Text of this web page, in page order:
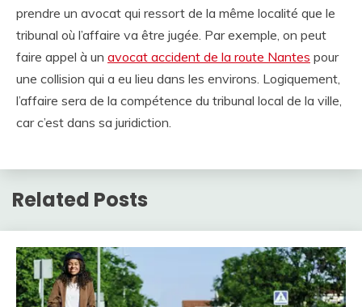
prendre un avocat qui ressort de la même localité que le
tribunal où l’affaire va être jugée. Par exemple, on peut
faire appel à un avocat accident de la route Nantes pour
une collision qui a eu lieu dans les environs. Logiquement,
l’affaire sera de la compétence du tribunal local de la ville,
car c’est dans sa juridiction.
Related Posts